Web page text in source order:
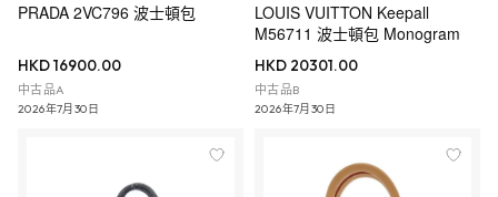
PRADA 2VC796 波士頓包
HKD 16900.00
中古品A
2026年7月30日
LOUIS VUITTON Keepall
M56711 波士頓包 Monogram
HKD 20301.00
中古品B
2026年7月30日